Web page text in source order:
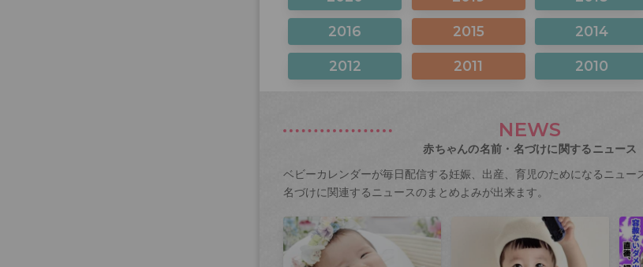
2016 2015 2014
2012 2011 2010
NEWS
赤ちゃんの名前・名づけに関するニュース
ベビーカレンダーが毎日配信する妊娠、出産、育児のためになるニュー
名づけに関連するニュースのまとめよみが出来ます。